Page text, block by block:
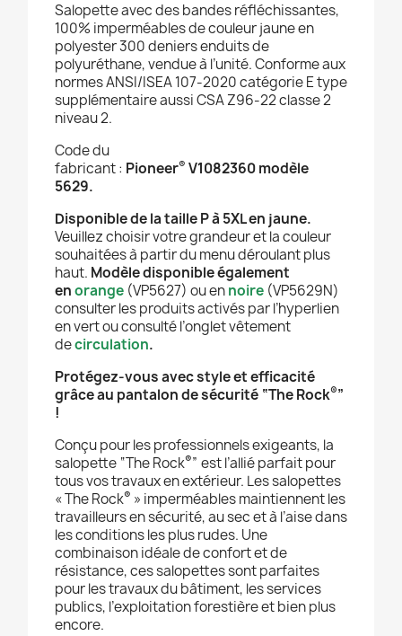
Salopette avec des bandes réfléchissantes,
100% imperméables de couleur jaune en
polyester 300 deniers enduits de
polyuréthane, vendue à l’unité.Conforme aux
normes ANSI/ISEA 107-2020 catégorie E type
supplémentaire aussi CSA Z96-22 classe 2
niveau 2.
Code du
fabricant : Pioneer® V1082360modèle
5629.
Disponible de la taille P à 5XLen jaune.
Veuillez choisir votre grandeur et la couleur
souhaitées à partir du menu déroulant plus
haut. Modèle disponible également
enorange (VP5627) ou ennoire (VP5629N)
consulter les produits activés par l’hyperlien
en vert ou consulté l’onglet vêtement
decirculation.
Protégez-vous avec style et efficacité
grâce au pantalon de sécurité “The Rock®”
!
Conçu pour les professionnels exigeants, la
salopette “The Rock®” est l’allié parfait pour
tous vos travaux en extérieur. Les salopettes
« The Rock® » imperméables maintiennent les
travailleurs en sécurité, au sec et à l’aise dans
les conditions les plus rudes. Une
combinaison idéale de confort et de
résistance, ces salopettes sont parfaites
pour les travaux du bâtiment, les services
publics, l’exploitation forestière et bien plus
encore.